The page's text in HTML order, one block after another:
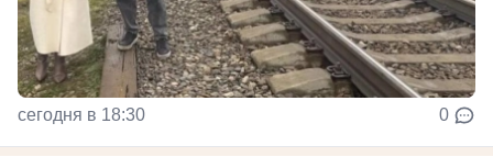
сегодня в 18:30 0